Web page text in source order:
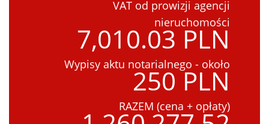
VAT od prowizji agencji
nieruchomości
7,010.03 PLN
Wypisy aktu notarialnego - około
250 PLN
RAZEM (cena + opłaty)